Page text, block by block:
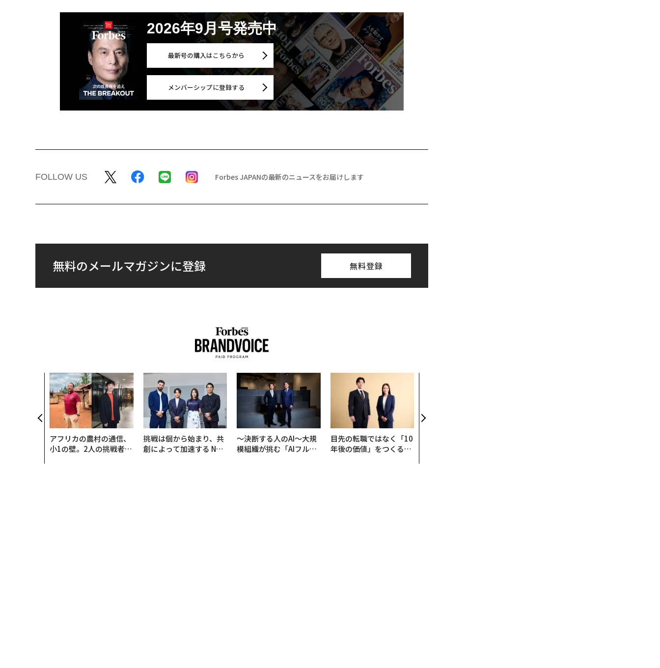
2026年9月号発売中
最新号の購入はこちらから
メンバーシップに登録する
FOLLOW US Forbes JAPANの最新のニュースをお届けします
無料のメールマガジンに登録 無料登録
アフリカの農村の通信、
小1の壁。2人の挑戦者が
挑戦は個から始まり、共
創によって加速する NOR
〜決断する人のAI〜大規
模組織が挑む「AIフル実
目先の転職ではなく「10
年後の価値」をつくる─
え見つけた、防災一筋20